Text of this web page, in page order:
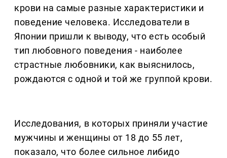
крови на самые разные характеристики и
поведение человека. Исследователи в
Японии пришли к выводу, что есть особый
тип любовного поведения - наиболее
страстные любовники, как выяснилось,
рождаются с одной и той же группой крови.
Исследования, в которых приняли участие
мужчины и женщины от 18 до 55 лет,
показало, что более сильное либидо